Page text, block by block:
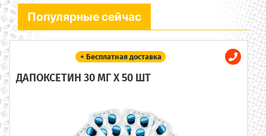
Популярные сейчас
+ Бесплатная доставка
ДАПОКСЕТИН 30 МГ X 50 ШТ